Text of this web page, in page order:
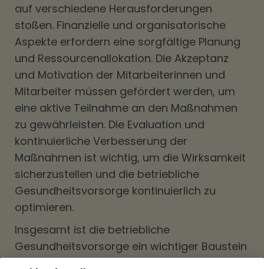
auf verschiedene Herausforderungen
stoßen. Finanzielle und organisatorische
Aspekte erfordern eine sorgfältige Planung
und Ressourcenallokation. Die Akzeptanz
und Motivation der Mitarbeiterinnen und
Mitarbeiter müssen gefördert werden, um
eine aktive Teilnahme an den Maßnahmen
zu gewährleisten. Die Evaluation und
kontinuierliche Verbesserung der
Maßnahmen ist wichtig, um die Wirksamkeit
sicherzustellen und die betriebliche
Gesundheitsvorsorge kontinuierlich zu
optimieren.
Insgesamt ist die betriebliche
Gesundheitsvorsorge ein wichtiger Baustein
für eine gesunde und produktive